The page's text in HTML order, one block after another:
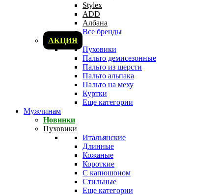
Stylex
ADD
Албана
Все бренды
АКЦИЯ
Пуховики
Пальто демисезонные
Пальто из шерсти
Пальто альпака
Пальто на меху
Куртки
Еще категории
Мужчинам
Новинки
Пуховики
Итальянские
Длинные
Кожаные
Короткие
С капюшоном
Стильные
Еще категории